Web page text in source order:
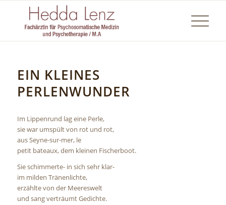
EIN KLEINES
PERLENWUNDER
Im Lippenrund lag eine Perle,
sie war umspült von rot und rot,
aus Seyne-sur-mer, le
petit bateaux, dem kleinen Fischerboot.
Sie schimmerte- in sich sehr klar-
im milden Tränenlichte,
erzählte von der Meereswelt
und sang verträumt Gedichte.